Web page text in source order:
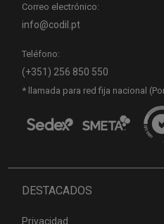
Correo electrónico:
info@codil.pt
Teléfono:
(+351) 256 850 550
* llamada para red fija nacional
DESTACADOS
Privacidad